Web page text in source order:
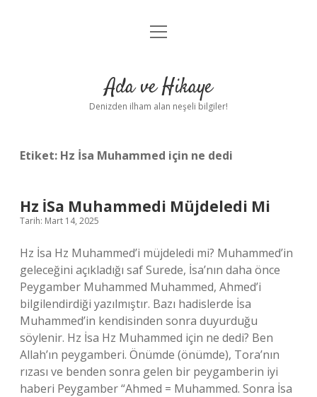
Anasayfa
Yasal Uyarı
menüyü
Ada ve Hikaye
Denizden ilham alan neşeli bilgiler!
Etiket: Hz İsa Muhammed için ne dedi
Hz İSa Muhammedi Müjdeledi Mi
Tarih: Mart 14, 2025
Hz İsa Hz Muhammed’i müjdeledi mi? Muhammed’in
geleceğini açıkladığı saf Surede, İsa’nın daha önce
Peygamber Muhammed Muhammed, Ahmed’i
bilgilendirdiği yazılmıştır. Bazı hadislerde İsa
Muhammed’in kendisinden sonra duyurduğu
söylenir. Hz İsa Hz Muhammed için ne dedi? Ben
Allah’ın peygamberi. Önümde (önümde), Tora’nın
rızası ve benden sonra gelen bir peygamberin iyi
haberi Peygamber “Ahmed = Muhammed. Sonra İsa